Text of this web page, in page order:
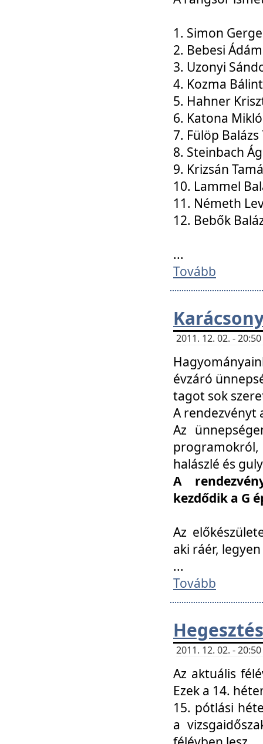
1. Simon
2. Bebesi
3. Uzonyi
4. Kozma
5. Hahner
6. Katona
7. Fülöp
8. Steinbach
9. Krizsán
10. Lammel
11. Németh
12. Bebők
...
Tovább
2011. 12. 02. -
évzáró
tagot sok
A rendezvényt
Az
halászlé és
A
kezdődik a G
Az
aki ráér,
...
Tovább
2011. 12. 02. -
Az aktuális
Ezek a 14.
15. pótlási
a